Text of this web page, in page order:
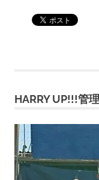
HARRY UP!!!